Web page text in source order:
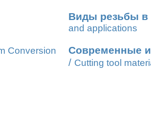
Виды резьбы в
and applications
Conversion
Современные
/ Cutting tool